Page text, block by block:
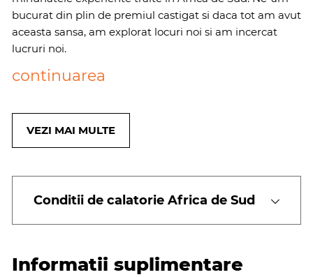
bucurat din plin de premiul castigat si daca tot am avut
aceasta sansa, am explorat locuri noi si am incercat
lucruri noi.
continuarea
VEZI MAI MULTE
Conditii de calatorie Africa de Sud
Informatii suplimentare